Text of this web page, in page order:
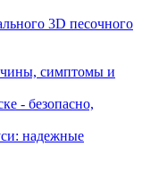
3D песочного
симптомы и
- безопасно,
надежные